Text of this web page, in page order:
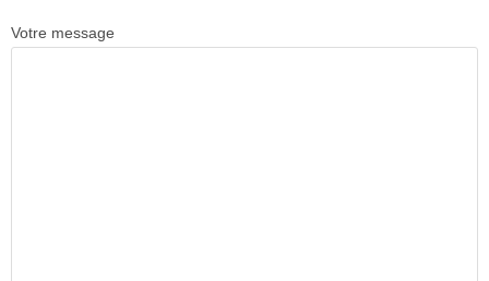
Votre message